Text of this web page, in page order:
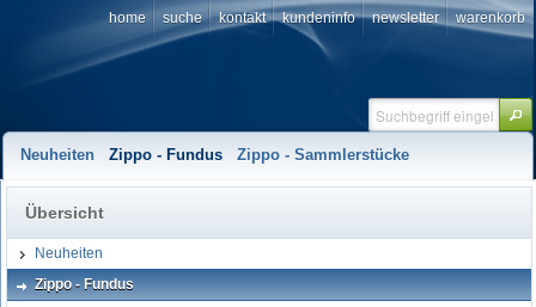
home suche kontakt kundeninfo newsletter warenkorb
Neuheiten Zippo - Fundus Zippo - Sammlerstücke
Übersicht
Neuheiten
Zippo - Fundus